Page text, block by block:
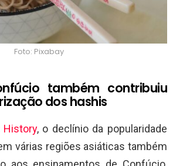
Foto: Pixabay
também contribuiu
dos hashis
History, o declínio da popularidade
várias regiões asiáticas também